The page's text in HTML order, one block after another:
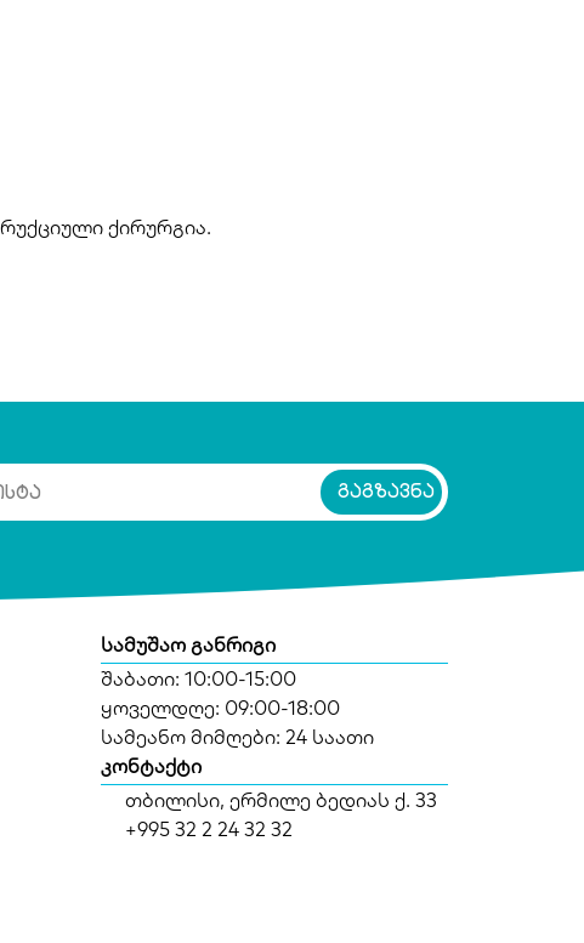
ქირურგია.
სამუშაო განრიგი
შაბათი: 10:00-15:00
ყოველდღე: 09:00-18:00
სამეანო მიმღები: 24 საათი
კონტაქტი
თბილისი, ერმილე ბედიას ქ. 33
+995 32 2 24 32 32